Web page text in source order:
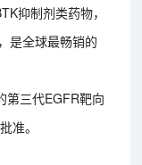
抑制剂类药物，
是全球最畅销的
第三代EGFR靶向
准。